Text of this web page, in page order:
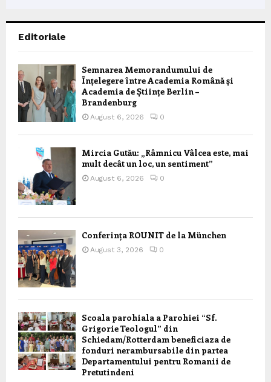
Editoriale
Semnarea Memorandumului de
Înțelegere între Academia Română și
Academia de Științe Berlin –
Brandenburg
August 6, 2026 0
Mircia Gutău: „Râmnicu Vâlcea este, mai
mult decât un loc, un sentiment”
August 6, 2026 0
Conferința ROUNIT de la München
August 3, 2026 0
Scoala parohiala a Parohiei “Sf.
Grigorie Teologul” din
Schiedam/Rotterdam beneficiaza de
fonduri nerambursabile din partea
Departamentului pentru Romanii de
Pretutindeni